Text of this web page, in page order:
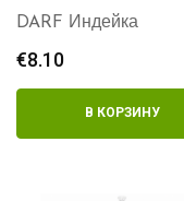
DARF Индейка
€8.10
В КОРЗИНУ